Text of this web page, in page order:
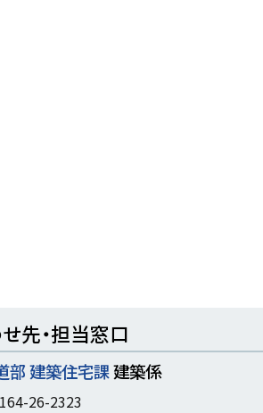
先・担当窓口
部 建築住宅課建築係
26-2323